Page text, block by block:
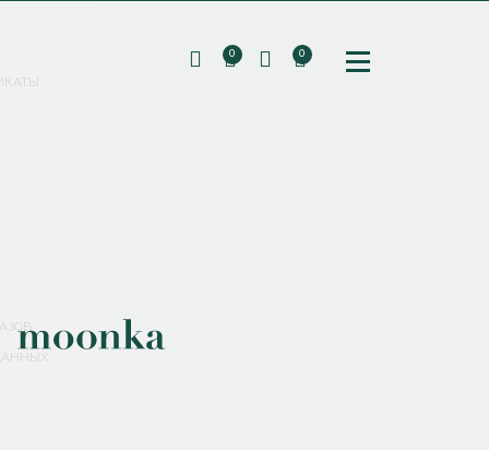
Соглашаюсь с
0 0